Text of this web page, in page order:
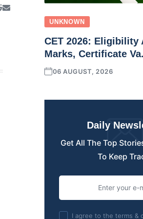
UNKNOWN
CET 2026: Eligibility
Marks, Certificate
06 AUGUST, 2026
Daily
Get All The Top
To Keep
I agree to the terms &